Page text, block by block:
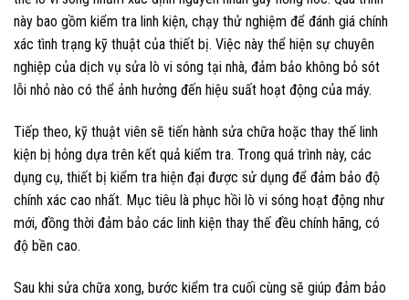
này bao gồm kiểm tra linh kiện, chạy thử nghiệm để đánh giá chính
xác tình trạng kỹ thuật của thiết bị. Việc này thể hiện sự chuyên
nghiệp của dịch vụ sửa lò vi sóng tại nhà, đảm bảo không bỏ sót
lỗi nhỏ nào có thể ảnh hưởng đến hiệu suất hoạt động của máy.
Tiếp theo, kỹ thuật viên sẽ tiến hành sửa chữa hoặc thay thế linh
kiện bị hỏng dựa trên kết quả kiểm tra. Trong quá trình này, các
dụng cụ, thiết bị kiểm tra hiện đại được sử dụng để đảm bảo độ
chính xác cao nhất. Mục tiêu là phục hồi lò vi sóng hoạt động như
mới, đồng thời đảm bảo các linh kiện thay thế đều chính hãng, có
độ bền cao.
Sau khi sửa chữa xong, bước kiểm tra cuối cùng sẽ giúp đảm bảo